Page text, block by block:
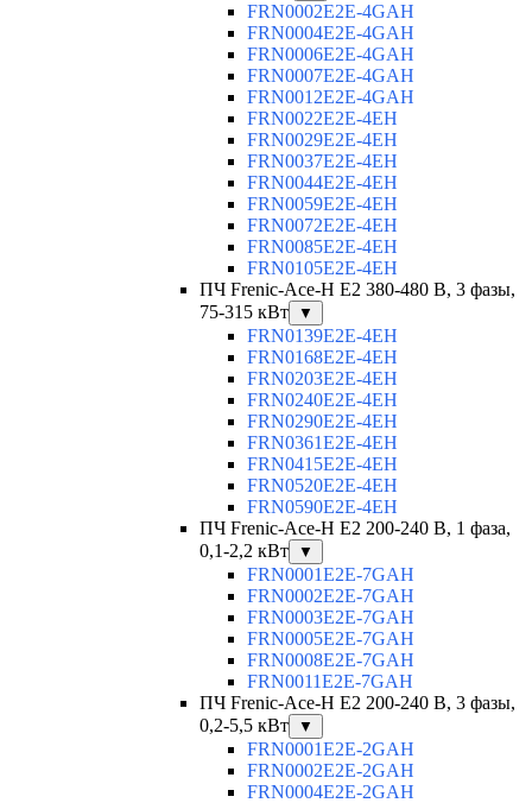
FRN0002E2E-4GAH
FRN0004E2E-4GAH
FRN0006E2E-4GAH
FRN0007E2E-4GAH
FRN0012E2E-4GAH
FRN0022E2E-4EH
FRN0029E2E-4EH
FRN0037E2E-4EH
FRN0044E2E-4EH
FRN0059E2E-4EH
FRN0072E2E-4EH
FRN0085E2E-4EH
FRN0105E2E-4EH
ПЧ Frenic-Ace-H E2 380-480 В, 3 фазы,
75-315 кВт
▼
FRN0139E2E-4EH
FRN0168E2E-4EH
FRN0203E2E-4EH
FRN0240E2E-4EH
FRN0290E2E-4EH
FRN0361E2E-4EH
FRN0415E2E-4EH
FRN0520E2E-4EH
FRN0590E2E-4EH
ПЧ Frenic-Ace-H E2 200-240 В, 1 фаза,
0,1-2,2 кВт
▼
FRN0001E2E-7GAH
FRN0002E2E-7GAH
FRN0003E2E-7GAH
FRN0005E2E-7GAH
FRN0008E2E-7GAH
FRN0011E2E-7GAH
ПЧ Frenic-Ace-H E2 200-240 В, 3 фазы,
0,2-5,5 кВт
▼
FRN0001E2E-2GAH
FRN0002E2E-2GAH
FRN0004E2E-2GAH